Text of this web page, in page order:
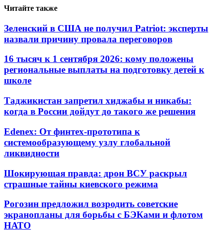
Читайте также
Зеленский в США не получил Patriot: эксперты
назвали причину провала переговоров
16 тысяч к 1 сентября 2026: кому положены
региональные выплаты на подготовку детей к
школе
Таджикистан запретил хиджабы и никабы:
когда в России дойдут до такого же решения
Edenex: От финтех-прототипа к
системообразующему узлу глобальной
ликвидности
Шокирующая правда: дрон ВСУ раскрыл
страшные тайны киевского режима
Рогозин предложил возродить советские
экранопланы для борьбы с БЭКами и флотом
НАТО